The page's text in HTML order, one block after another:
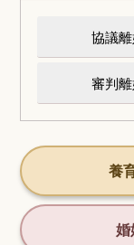
協議
審判
養
婚